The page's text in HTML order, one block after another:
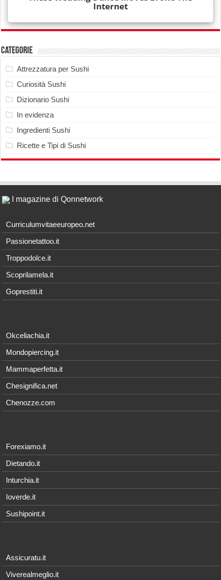
Categorie
Attrezzatura per Sushi
Curiosità Sushi
Dizionario Sushi
In evidenza
Ingredienti Sushi
Ricette e Tipi di Sushi
I magazine di Qonnetwork
Curriculumvitaeeuropeo.net
Passionetattoo.it
Troppodolce.it
Scoprilamela.it
Goprestiti.it
Okceliachia.it
Mondopiercing.it
Mammaperfetta.it
Chesignifica.net
Chenozze.com
Forexiamo.it
Dietando.it
Inturchia.it
Ioverde.it
Sushipoint.it
Assicuratu.it
Viverealmeglio.it